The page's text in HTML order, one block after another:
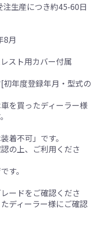
生産につき約45-60日
8月
スト用カバー付属
年度登録年月・型式の
を買ったディーラー様
着不可」です。
の上、ご利用くださ
す。
ードをご確認くださ
ディーラー様にご確認